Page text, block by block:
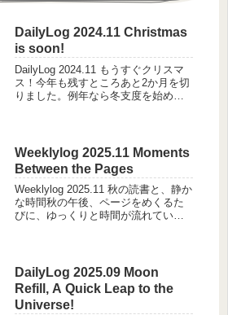
DailyLog 2024.11 Christmas
is soon!
DailyLog 2024.11 もうすぐクリスマ
ス！今年も残すところあと2か月を切
りました。例年なら冬支度を始める
り、木々が赤や黄色に色づき、...
Weeklylog 2025.11 Moments
Between the Pages
Weeklylog 2025.11 秋の読書と、静か
な時間秋の午後、ページをめくるた
びに、ゆっくりと時間が流れていく
クリーログは、そんな“読書の...
DailyLog 2025.09 Moon
Refill, A Quick Leap to the
Universe!